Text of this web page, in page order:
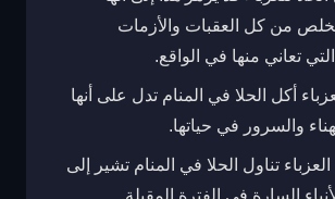
من كل العقبات والأزمات
تعاني منها في الواقع.
أكل الحلا في المنام تدل على أنها
والسرور في حياتها.
تناول الحلا في المنام تشير إلى
السارة في الفترة المقبلة.